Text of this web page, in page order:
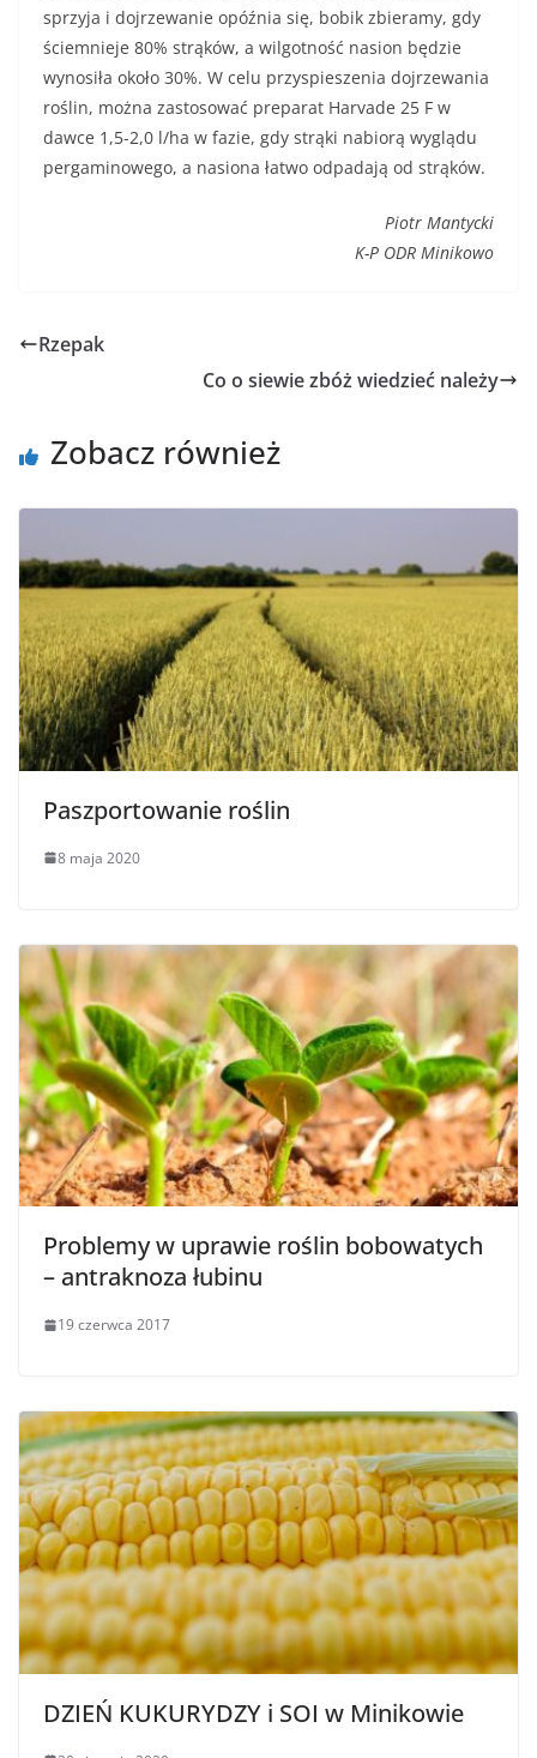
sprzyja i dojrzewanie opóźnia się, bobik zbieramy, gdy
ściemnieje 80% strąków, a wilgotność nasion będzie
wynosiła około 30%. W celu przyspieszenia dojrzewania
roślin, można zastosować preparat Harvade 25 F w
dawce 1,5-2,0 l/ha w fazie, gdy strąki nabiorą wyglądu
pergaminowego, a nasiona łatwo odpadają od strąków.
Piotr Mantycki
K-P ODR Minikowo
Rzepak
Co o siewie zbóż wiedzieć należy
Zobacz również
Paszportowanie roślin
8 maja 2020
Problemy w uprawie roślin bobowatych
– antraknoza łubinu
19 czerwca 2017
DZIEŃ KUKURYDZY i SOI w Minikowie